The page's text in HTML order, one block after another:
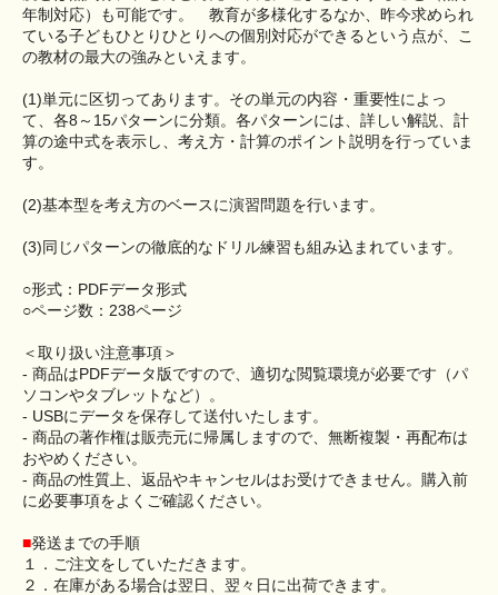
年制対応）も可能です。 教育が多様化するなか、昨今求められ
ている子どもひとりひとりへの個別対応ができるという点が、こ
の教材の最大の強みといえます。
(1)単元に区切ってあります。その単元の内容・重要性によっ
て、各8～15パターンに分類。各パターンには、詳しい解説、計
算の途中式を表示し、考え方・計算のポイント説明を行っていま
す。
(2)基本型を考え方のベースに演習問題を行います。
(3)同じパターンの徹底的なドリル練習も組み込まれています。
○形式：PDFデータ形式
○ページ数：238ページ
＜取り扱い注意事項＞
- 商品はPDFデータ版ですので、適切な閲覧環境が必要です（パ
ソコンやタブレットなど）。
- USBにデータを保存して送付いたします。
- 商品の著作権は販売元に帰属しますので、無断複製・再配布は
おやめください。
- 商品の性質上、返品やキャンセルはお受けできません。購入前
に必要事項をよくご確認ください。
■発送までの手順
１．ご注文をしていただきます。
２．在庫がある場合は翌日、翌々日に出荷できます。